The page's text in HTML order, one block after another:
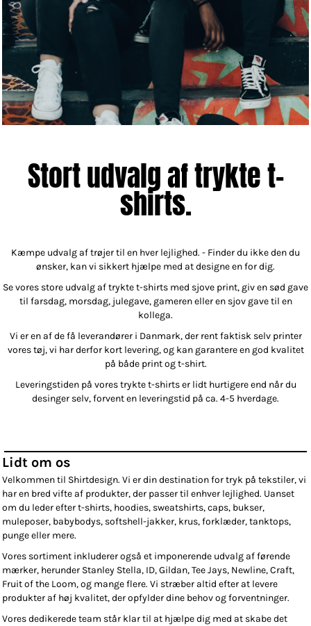
Stort udvalg af trykte t-
shirts.
Kæmpe udvalg af trøjer til en hver lejlighed. - Finder du ikke den du
ønsker, kan vi sikkert hjælpe med at designe en for dig.
Se vores store udvalg af trykte t-shirts med sjove print, giv en sød gave
til farsdag, morsdag, julegave, gameren eller en sjov gave til en
kollega.
Vi er en af de få leverandører i Danmark, der rent faktisk selv printer
vores tøj, vi har derfor kort levering, og kan garantere en god kvalitet
på både print og t-shirt.
Leveringstiden på vores trykte t-shirts er lidt hurtigere end når du
desinger selv, forvent en leveringstid på ca. 4-5 hverdage.
Lidt om os
Velkommen til Shirtdesign. Vi er din destination for tryk på tekstiler, vi
har en bred vifte af produkter, der passer til enhver lejlighed. Uanset
om du leder efter t-shirts, hoodies, sweatshirts, caps, bukser,
muleposer, babybodys, softshell-jakker, krus, forklæder, tanktops,
punge eller mere.
Vores sortiment inkluderer også et imponerende udvalg af førende
mærker, herunder Stanley Stella, ID, Gildan, Tee Jays, Newline, Craft,
Fruit of the Loom, og mange flere. Vi stræber altid efter at levere
produkter af høj kvalitet, der opfylder dine behov og forventninger.
Vores dedikerede team står klar til at hjælpe dig med at skabe det